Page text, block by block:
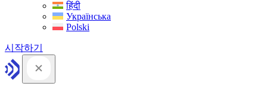
हिंदी
Українська
Polski
시작하기